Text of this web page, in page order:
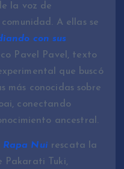
la voz de
A ellas se
con sus
Pavel Pavel, texto
que buscó
más conocidas sobre
conectando
ancestral.
Rapa Nui rescata la
Pakarati Tuki,